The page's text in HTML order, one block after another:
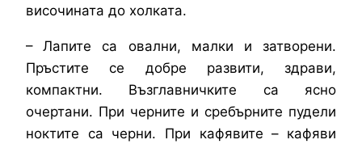
височината до холката.
– Лапите са овални, малки и затворени.
Пръстите се добре развити, здрави,
компактни. Възглавничките са ясно
очертани. При черните и сребърните пудели
ноктите са черни. При кафявите – кафяви